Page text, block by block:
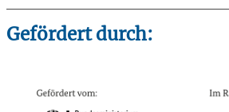
Gefördert durch: